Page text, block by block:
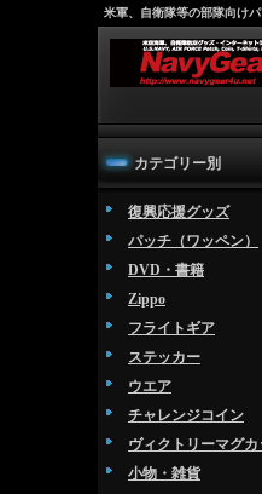
米軍、自衛隊等の部隊向け
カテゴリー別
復興応援グッズ
パッチ（ワッペン）
DVD・書籍
Zippo
フライトギア
ステッカー
ウエア
チャレンジコイン
ヴィクトリーマグカ
小物・雑貨